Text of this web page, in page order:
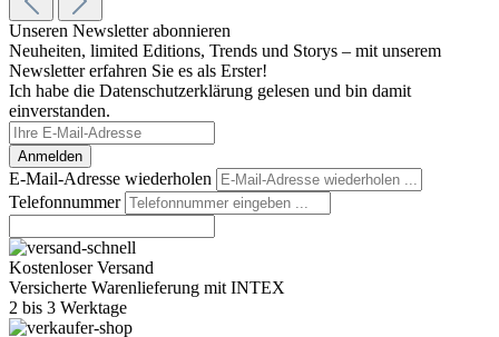
Unseren Newsletter abonnieren
Neuheiten, limited Editions, Trends und Storys – mit unserem
Newsletter erfahren Sie es als Erster!
Ich habe die Datenschutzerklärung gelesen und bin damit
einverstanden.
Anmelden
E-Mail-Adresse wiederholen
Telefonnummer
Kostenloser Versand
Versicherte Warenlieferung mit INTEX
2 bis 3 Werktage